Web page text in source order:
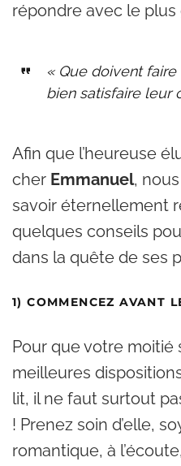
répondre avec le plus
« Que doivent
bien satisfaire leur
Afin que l’heureuse
cher Emmanuel,
savoir éternellement
quelques conseils
dans la quête de ses
1) COMMENCEZ AVANT
Pour que votre moitié
meilleures
lit, il ne faut surtout
! Prenez soin d’elle,
romantique, à